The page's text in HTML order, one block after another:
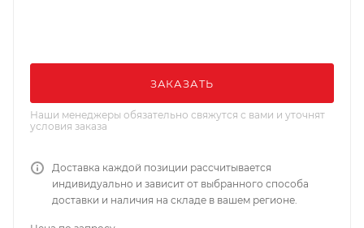
ЗАКАЗАТЬ
Наши менеджеры обязательно свяжутся с вами и уточнят
условия заказа
Доставка каждой позиции рассчитывается
индивидуально и зависит от выбранного способа
доставки и наличия на складе в вашем регионе.